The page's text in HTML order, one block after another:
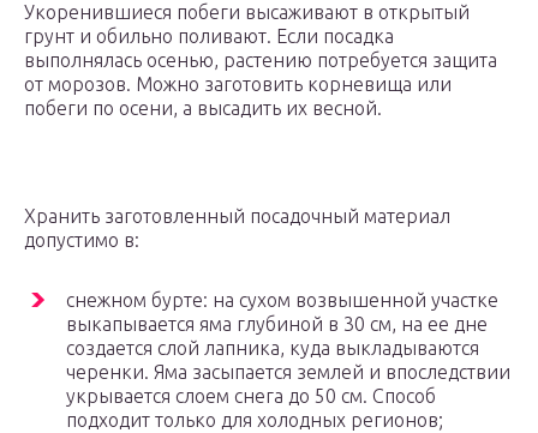
Укоренившиеся побеги высаживают в открытый
грунт и обильно поливают. Если посадка
выполнялась осенью, растению потребуется защита
от морозов. Можно заготовить корневища или
побеги по осени, а высадить их весной.
Хранить заготовленный посадочный материал
допустимо в:
снежном бурте: на сухом возвышенной участке
выкапывается яма глубиной в 30 см, на ее дне
создается слой лапника, куда выкладываются
черенки. Яма засыпается землей и впоследствии
укрывается слоем снега до 50 см. Способ
подходит только для холодных регионов;